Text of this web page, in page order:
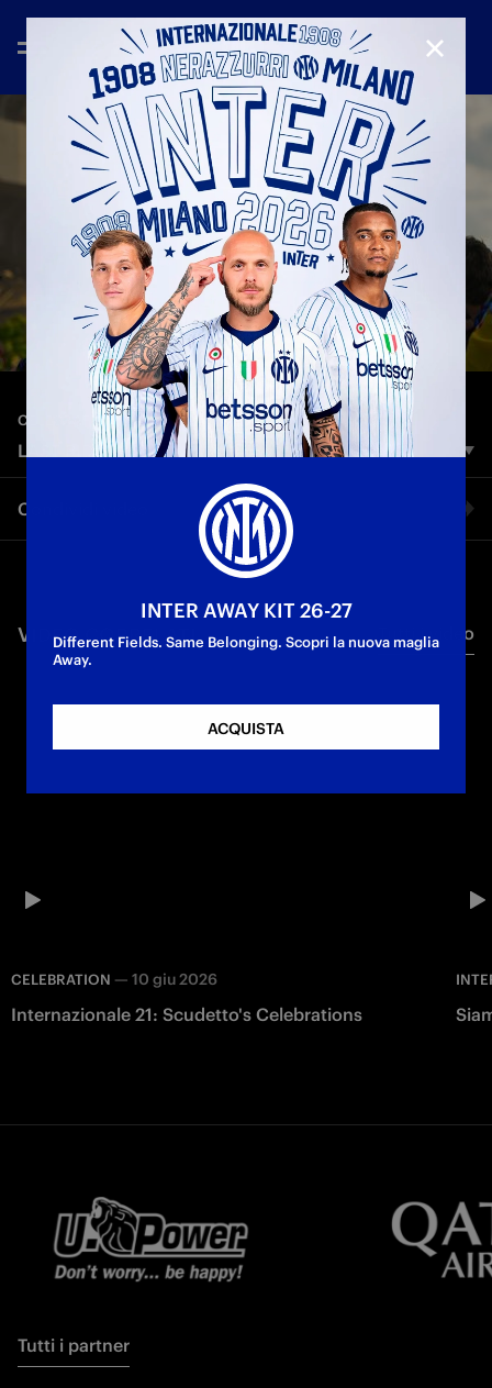
CELEBRATION—20 mag 2026
LAST RIDE: HOME
Bus parade
Condividi video
Twitter
VIDEO CORRELATI Tutti i video
CELEBRATION — 10 giu 2026
Internazionale 21: Scudetto's Celebrations
Tutti i partner
INTER AWAY KIT 26-27
Different Fields. Same Belonging. Scopri la nuova maglia
Away.
ACQUISTA